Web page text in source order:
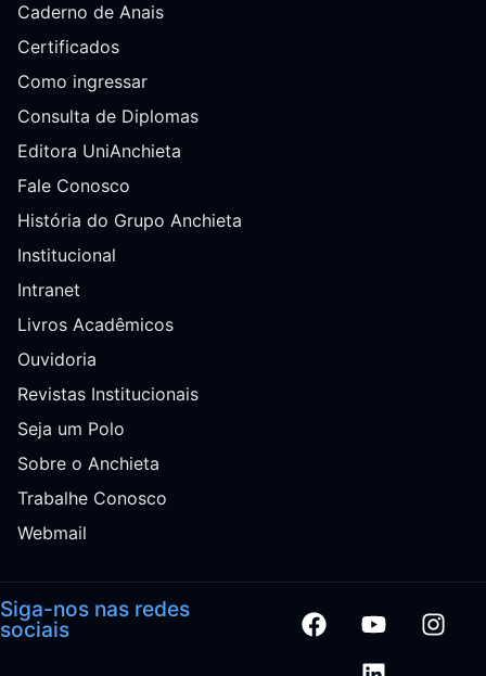
Caderno de Anais
Certificados
Como ingressar
Consulta de Diplomas
Editora UniAnchieta
Fale Conosco
História do Grupo Anchieta
Institucional
Intranet
Livros Acadêmicos
Ouvidoria
Revistas Institucionais
Seja um Polo
Sobre o Anchieta
Trabalhe Conosco
Webmail
Siga-nos nas redes
sociais